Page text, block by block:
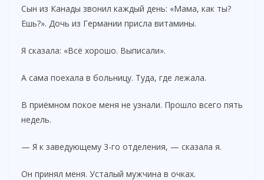
Сын из Канады звонил каждый день: «Мама, как ты?
Ешь?». Дочь из Германии присла витамины.
Я сказала: «Всё хорошо. Выписали».
А сама поехала в больницу. Туда, где лежала.
В приёмном покое меня не узнали. Прошло всего пять
недель.
— Я к заведующему 3-го отделения, — сказала я.
Он принял меня. Усталый мужчина в очках.